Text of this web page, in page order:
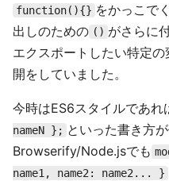
function(){} をかっこで
出しのための () がさらに
エクスポートしたい特定の
開をしていました。
今時はES6スタイルであれ
nameN }; といった書き方が
Browserify/Node.jsでも
name1, name2: name2... }